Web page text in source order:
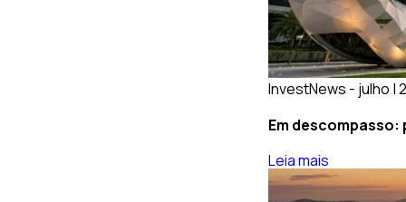
InvestNews - julho |
Em descompasso:
Leia mais